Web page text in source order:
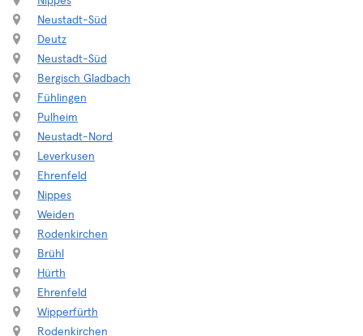
Neustadt-Süd
Deutz
Neustadt-Süd
Bergisch Gladbach
Fühlingen
Pulheim
Neustadt-Nord
Leverkusen
Ehrenfeld
Nippes
Weiden
Rodenkirchen
Brühl
Hürth
Ehrenfeld
Wipperfürth
Rodenkirchen